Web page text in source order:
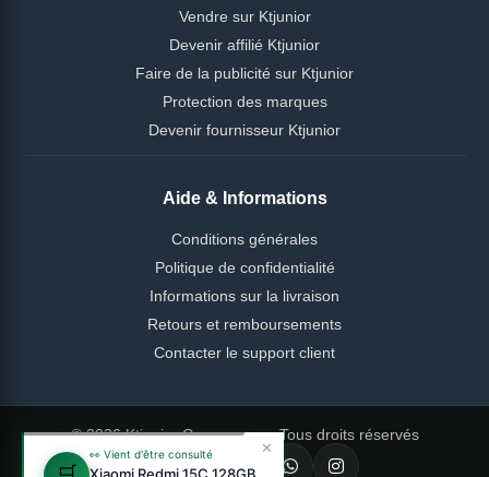
Vendre sur Ktjunior
Devenir affilié Ktjunior
Faire de la publicité sur Ktjunior
Protection des marques
Devenir fournisseur Ktjunior
Aide & Informations
Conditions générales
Politique de confidentialité
Informations sur la livraison
Retours et remboursements
Contacter le support client
© 2026 Ktjunior Cameroun — Tous droits réservés
👀 Vient d'être consulté ✕